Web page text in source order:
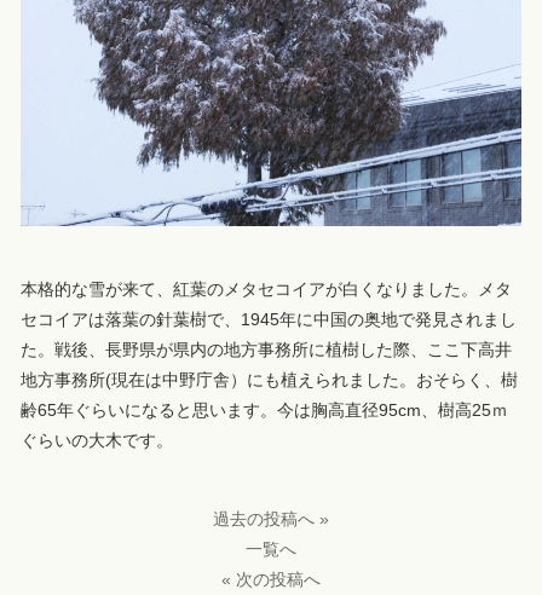
本格的な雪が来て、紅葉のメタセコイアが白くなりました。メタ
セコイアは落葉の針葉樹で、1945年に中国の奥地で発見されまし
た。戦後、長野県が県内の地方事務所に植樹した際、ここ下高井
地方事務所(現在は中野庁舎）にも植えられました。おそらく、樹
齢65年ぐらいになると思います。今は胸高直径95cm、樹高25ｍ
ぐらいの大木です。
過去の投稿へ »
一覧へ
« 次の投稿へ